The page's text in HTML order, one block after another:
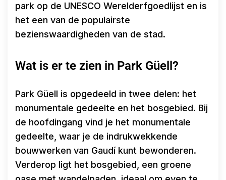
park op de UNESCO Werelderfgoedlijst en is
het een van de populairste
bezienswaardigheden van de stad.
Wat is er te zien in Park Güell?
Park Güell is opgedeeld in twee delen: het
monumentale gedeelte en het bosgebied. Bij
de hoofdingang vind je het monumentale
gedeelte, waar je de indrukwekkende
bouwwerken van Gaudí kunt bewonderen.
Verderop ligt het bosgebied, een groene